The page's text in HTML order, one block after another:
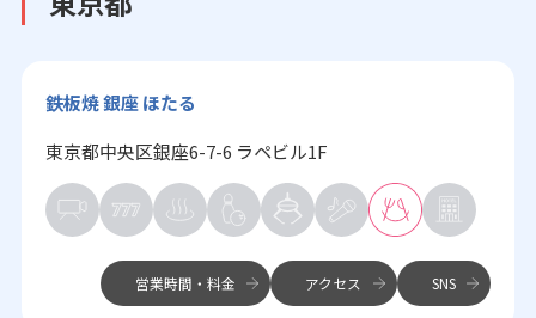
鉄板焼 銀座 ほたる
東京都中央区銀座6-7-6 ラペビル1F
営業時間・料金 アクセス SNS